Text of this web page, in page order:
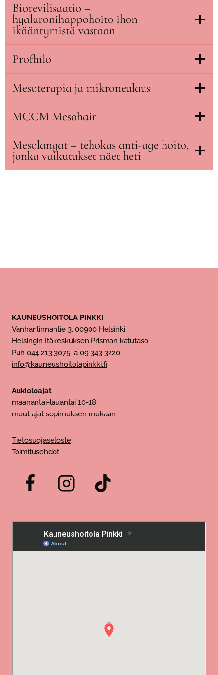
Biorevilisaatio –
hyaluronihappohoito ihon
ikääntymistä vastaan
Profhilo
Mesoterapia ja mikroneulaus
MCCM Mesohair
Mesolangat – tehokas anti-age hoito,
jonka vaikutukset näet heti
KAUNEUSHOITOLA PINKKI
Vanhanlinnantie 3, 00900 Helsinki
Helsingin Itäkeskuksen Prisman katutaso
Puh 044 213 3075 ja 09 343 3220
info@kauneushoitolapinkki.fi
Aukioloajat
maanantai-lauantai 10-18
muut ajat sopimuksen mukaan
Tietosuojaseloste
Toimitusehdot